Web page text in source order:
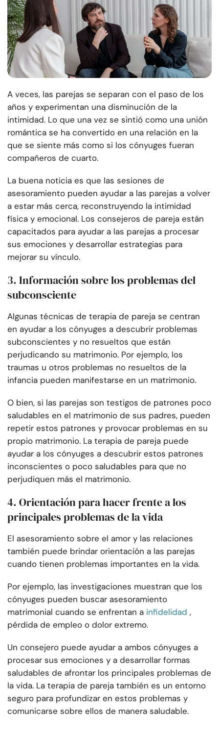
A veces, las parejas se separan con el paso de los
años y experimentan una disminución de la
intimidad. Lo que una vez se sintió como una unión
romántica se ha convertido en una relación en la
que se siente más como si los cónyuges fueran
compañeros de cuarto.
La buena noticia es que las sesiones de
asesoramiento pueden ayudar a las parejas a volver
a estar más cerca, reconstruyendo la intimidad
física y emocional. Los consejeros de pareja están
capacitados para ayudar a las parejas a procesar
sus emociones y desarrollar estrategias para
mejorar su vínculo.
3. Información sobre los problemas del
subconsciente
Algunas técnicas de terapia de pareja se centran
en ayudar a los cónyuges a descubrir problemas
subconscientes y no resueltos que están
perjudicando su matrimonio. Por ejemplo, los
traumas u otros problemas no resueltos de la
infancia pueden manifestarse en un matrimonio.
O bien, si las parejas son testigos de patrones poco
saludables en el matrimonio de sus padres, pueden
repetir estos patrones y provocar problemas en su
propio matrimonio. La terapia de pareja puede
ayudar a los cónyuges a descubrir estos patrones
inconscientes o poco saludables para que no
perjudiquen más el matrimonio.
4. Orientación para hacer frente a los
principales problemas de la vida
El asesoramiento sobre el amor y las relaciones
también puede brindar orientación a las parejas
cuando tienen problemas importantes en la vida.
Por ejemplo, las investigaciones muestran que los
cónyuges pueden buscar asesoramiento
matrimonial cuando se enfrentan a infidelidad ,
pérdida de empleo o dolor extremo.
Un consejero puede ayudar a ambos cónyuges a
procesar sus emociones y a desarrollar formas
saludables de afrontar los principales problemas de
la vida. La terapia de pareja también es un entorno
seguro para profundizar en estos problemas y
comunicarse sobre ellos de manera saludable.